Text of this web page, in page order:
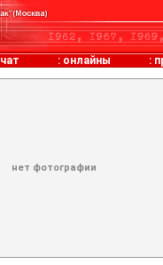
чат : онлайны :
нет фотографии